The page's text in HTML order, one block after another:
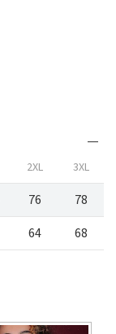
2XL 3XL
76
78
64 68